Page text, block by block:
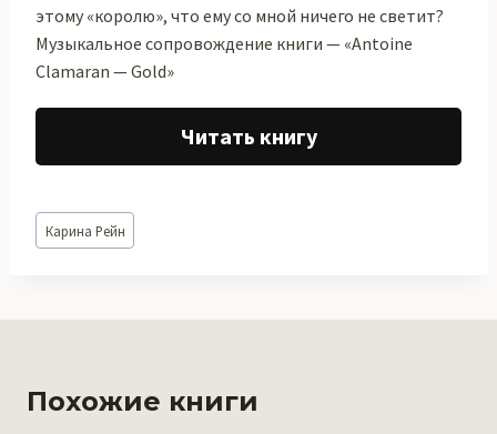
этому «королю», что ему со мной ничего не светит?
Музыкальное сопровождение книги — «Antoine
Clamaran — Gold»
Читать книгу
Метки
записи:
Карина Рейн
Похожие книги